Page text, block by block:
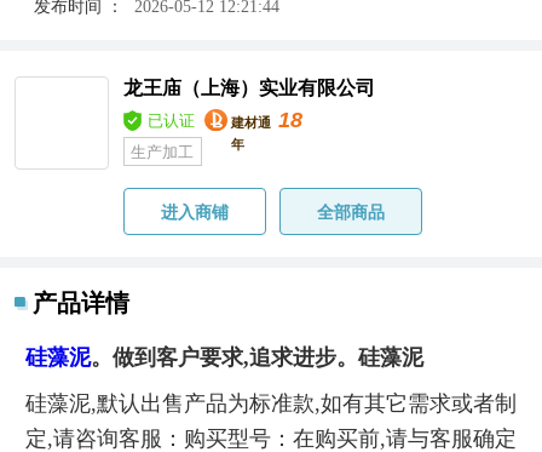
发布时间 ：
2026-05-12 12:21:44
龙王庙（上海）实业有限公司
已认证 建材通 18
年
生产加工
进入商铺 全部商品
产品详情
硅藻泥。做到客户要求,追求进步。硅藻泥
硅藻泥,默认出售产品为标准款,如有其它需求或者制
定,请咨询客服：购买型号：在购买前,请与客服确定